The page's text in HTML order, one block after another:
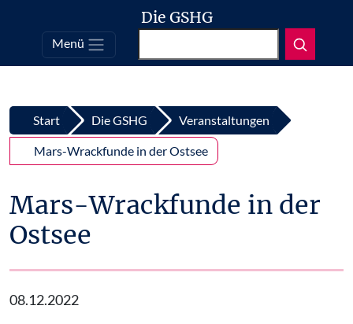
Top
Zum Inhalt springen
Die GSHG
Menü
Start Die GSHG Veranstaltungen
Mars-Wrackfunde in der Ostsee
Mars-Wrackfunde in der
Ostsee
08.12.2022